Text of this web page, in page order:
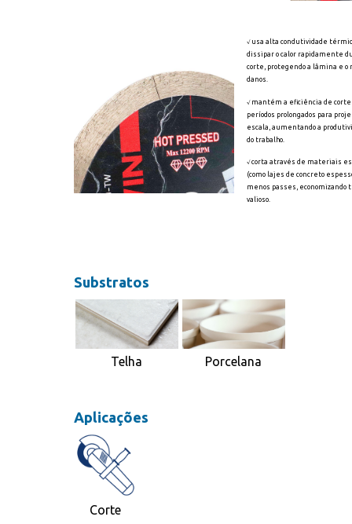
√ usa alta condutividade
dissipar o calor rapidamente
corte, protegendo a lâmina e o
danos.
√ mantém a eficiência de
períodos prolongados para
escala, aumentando a
do trabalho.
√ corta através de materiais
(como lajes de concreto
menos passes, economizando
valioso.
Substratos
Telha Porcelana
Aplicações
Corte